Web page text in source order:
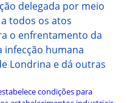
delegada por meio
todos os atos
o enfrentamento da
infecção humana
Londrina e dá outras
condições para